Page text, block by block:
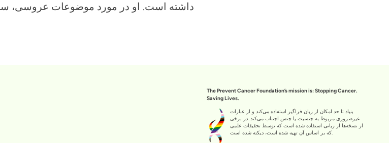
داشته است. او در مورد موضوعات عروسی،
The Prevent Cancer Foundation’s mission is: Stopping Cancer.
Saving Lives.
بنیاد تا حد امکان از زبان فراگیر استفاده می‌کند و از عبارات
غیرضروری مربوط به جنسیت یا جنس اجتناب می‌کند. در برخی
از نسخه‌ها از زبانی استفاده شده است که توسط تحقیقات علمی
که بر اساس آن تهیه شده است، دیکته شده است.